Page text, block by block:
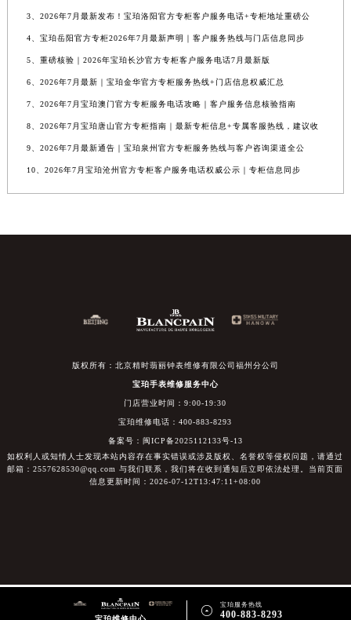
3、2026年7月最新发布！宝珀洛阳官方专柜客户服务电话+专柜地址重磅公
4、宝珀岳阳官方专柜2026年7月最新声明｜客户服务热线与门店信息同步
5、重磅核验｜2026年宝珀长沙官方专柜客户服务电话7月最新版
6、2026年7月最新｜宝珀金华官方专柜服务热线+门店信息权威汇总
7、2026年7月宝珀澳门官方专柜服务电话攻略｜客户服务信息核验指南
8、2026年7月宝珀唐山官方专柜指南｜最新专柜信息+专属客服热线，建议收
9、2026年7月最新通告｜宝珀泉州官方专柜服务热线与客户咨询渠道全公
10、2026年7月宝珀沧州官方专柜客户服务电话权威公示｜专柜信息同步
版权所有：北京精时翡丽钟表维修有限公司福州分公司
宝珀手表维修服务中心
门店营业时间：9:00-19:30
宝珀维修电话：400-883-8293
备案号：闽ICP备2025112133号-13
如权利人或知情人士发现本站内容存在事实错误或涉及版权、名誉权等侵权问题，请通过
邮箱：2557628530@qq.com 与我们联系，我们将在收到通知后立即依法处理。当前页面
信息更新时间：2026-07-12T13:47:11+08:00
 宝珀服务热线
400-883-8293